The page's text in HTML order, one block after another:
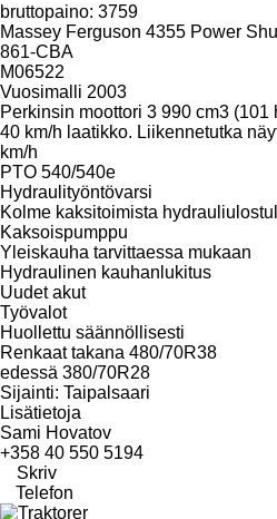
bruttopaino: 3759
Massey Ferguson 4355 Power
861-CBA
M06522
Vuosimalli 2003
Perkinsin moottori 3 990 cm3 (101
40 km/h laatikko. Liikennetutka
km/h
PTO 540/540e
Hydraulityöntövarsi
Kolme kaksitoimista
Kaksoispumppu
Yleiskauha tarvittaessa mukaan
Hydraulinen kauhanlukitus
Uudet akut
Työvalot
Huollettu säännöllisesti
Renkaat takana 480/70R38
edessä 380/70R28
Sijainti: Taipalsaari
Lisätietoja
Sami Hovatov
+358 40 550 5194
Skriv
Telefon